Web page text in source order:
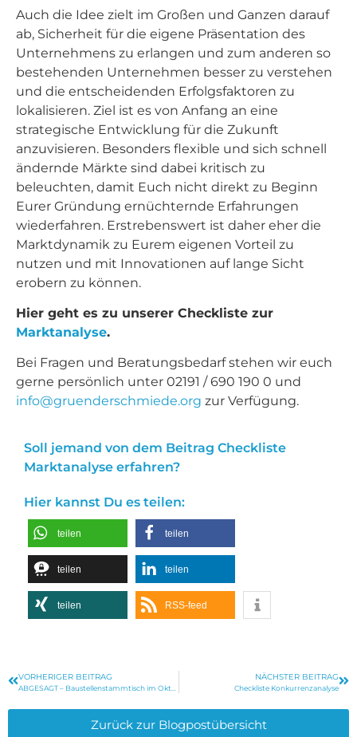
Auch die Idee zielt im Großen und Ganzen darauf
ab, Sicherheit für die eigene Präsentation des
Unternehmens zu erlangen und zum anderen so
bestehenden Unternehmen besser zu verstehen
und die entscheidenden Erfolgsfaktoren zu
lokalisieren. Ziel ist es von Anfang an eine
strategische Entwicklung für die Zukunft
anzuvisieren. Besonders flexible und sich schnell
ändernde Märkte sind dabei kritisch zu
beleuchten, damit Euch nicht direkt zu Beginn
Eurer Gründung ernüchternde Erfahrungen
wiederfahren. Erstrebenswert ist daher eher die
Marktdynamik zu Eurem eigenen Vorteil zu
nutzen und mit Innovationen auf lange Sicht
erobern zu können.
Hier geht es zu unserer Checkliste zur
Marktanalyse.
Bei Fragen und Beratungsbedarf stehen wir euch
gerne persönlich unter 02191 / 690 190 0 und
info@gruenderschmiede.org zur Verfügung.
Soll jemand von dem Beitrag Checkliste
Marktanalyse erfahren?
Hier kannst Du es teilen:
teilen teilen
teilen teilen
teilen RSS-feed
VORHERIGER BEITRAG NÄCHSTER BEITRAG
Checkliste Konkurrenzanalyse
Zurück zur Blogpostübersicht